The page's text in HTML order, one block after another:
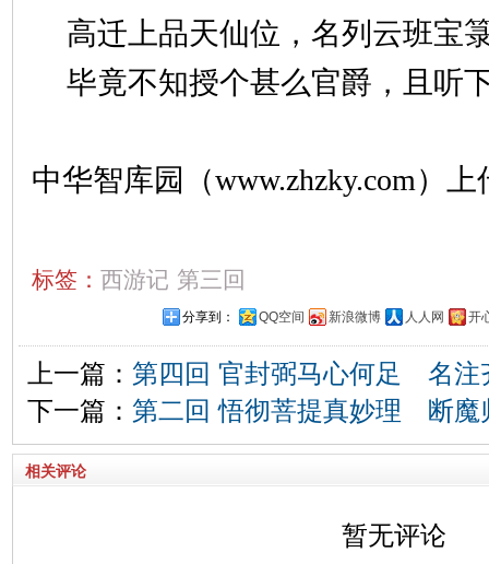
高迁上品天仙位，名列云
毕竟不知授个甚么官爵，且听
中华智库园（www.zhzky.com）上
标签： 西游记 第三回
分享到： QQ空间 新浪微博 人人网 开
上一篇： 第四回 官封弼马心何足 名注
下一篇： 第二回 悟彻菩提真妙理 断魔
相关评论
暂无评论